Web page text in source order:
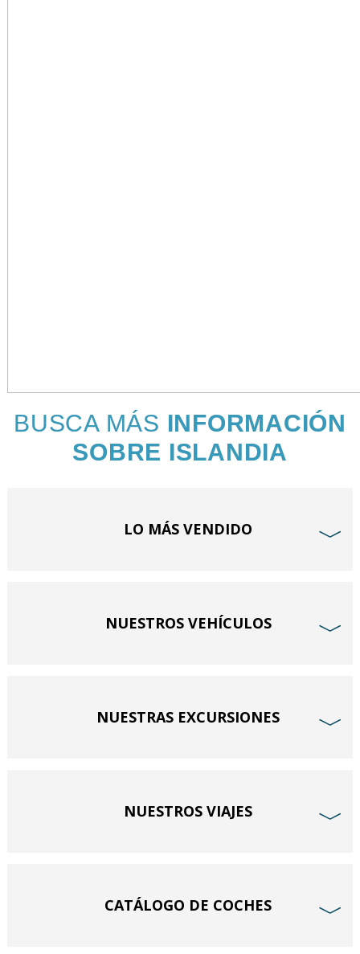
BUSCA MÁS INFORMACIÓN
SOBRE ISLANDIA
LO MÁS VENDIDO ﹀
NUESTROS VEHÍCULOS ﹀
NUESTRAS EXCURSIONES ﹀
NUESTROS VIAJES ﹀
CATÁLOGO DE COCHES ﹀